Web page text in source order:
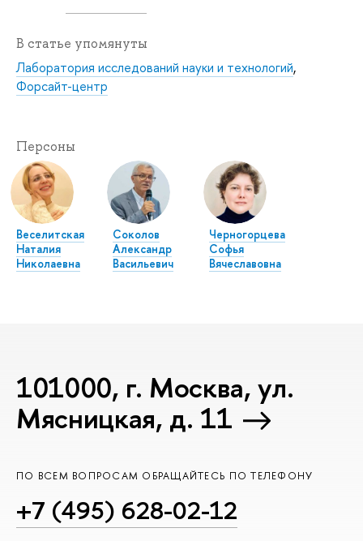
В статье упомянуты
Лаборатория исследований науки и технологий,
Форсайт-центр
Персоны
Веселитская
Наталия
Николаевна
Соколов
Александр
Васильевич
Черногорцева
Софья
Вячеславовна
101000, г. Москва, ул.
Мясницкая, д. 11
ПО ВСЕМ ВОПРОСАМ ОБРАЩАЙТЕСЬ ПО ТЕЛЕФОНУ
+7 (495) 628-02-12